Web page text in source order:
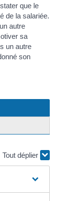
que le
de la salariée.
autre
sa
un autre
son
Tout déplier